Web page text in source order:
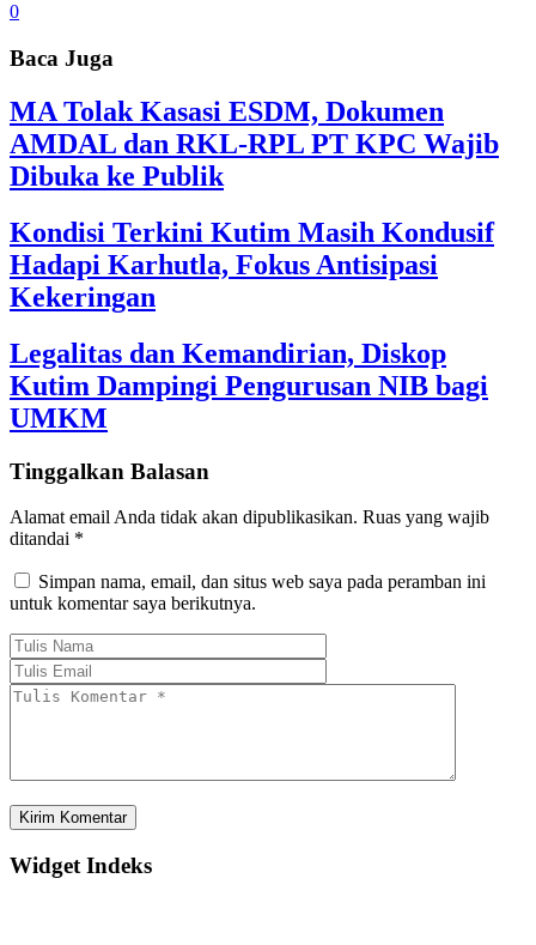
0
Baca Juga
MA Tolak Kasasi ESDM, Dokumen
AMDAL dan RKL-RPL PT KPC Wajib
Dibuka ke Publik
Kondisi Terkini Kutim Masih Kondusif
Hadapi Karhutla, Fokus Antisipasi
Kekeringan
Legalitas dan Kemandirian, Diskop
Kutim Dampingi Pengurusan NIB bagi
UMKM
Tinggalkan Balasan
Alamat email Anda tidak akan dipublikasikan. Ruas yang wajib
ditandai *
Simpan nama, email, dan situs web saya pada peramban ini
untuk komentar saya berikutnya.
Widget Indeks